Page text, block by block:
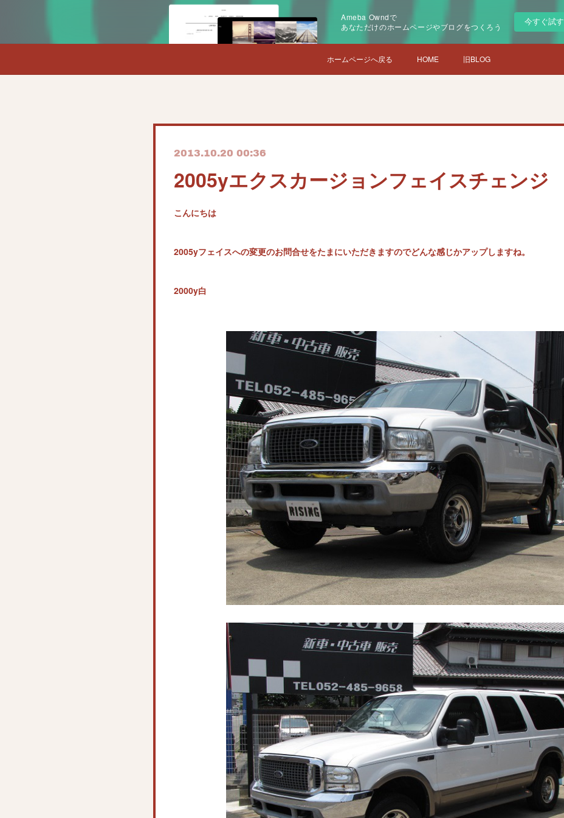
Ameba Owndで
あなただけのホームページやブログをつくろう
今すぐ試す
ホームページへ戻る HOME 旧BLOG
2013.10.20 00:36
2005yエクスカージョンフェイスチェンジ
こんにちは
2005yフェイスへの変更のお問合せをたまにいただきますのでどんな感じかアップしますね。
2000y白